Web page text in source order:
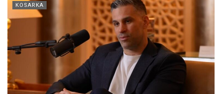
KOSARKA